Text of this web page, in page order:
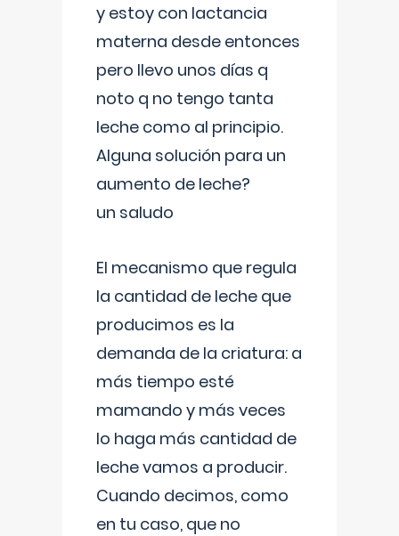
y estoy con lactancia
materna desde entonces
pero llevo unos días q
noto q no tengo tanta
leche como al principio.
Alguna solución para un
aumento de leche?
un saludo
El mecanismo que regula
la cantidad de leche que
producimos es la
demanda de la criatura: a
más tiempo esté
mamando y más veces
lo haga más cantidad de
leche vamos a producir.
Cuando decimos, como
en tu caso, que no